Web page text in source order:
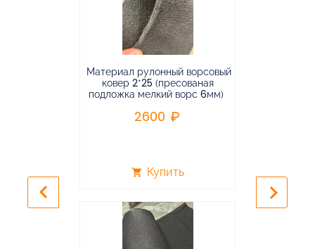
Материал рулонный ворсовый
ковер 2*25 (пресованая
подложка мелкий ворс 6мм)
2600
shopping_cart Купить
keyboard_arrow_left keyboard_arrow_right